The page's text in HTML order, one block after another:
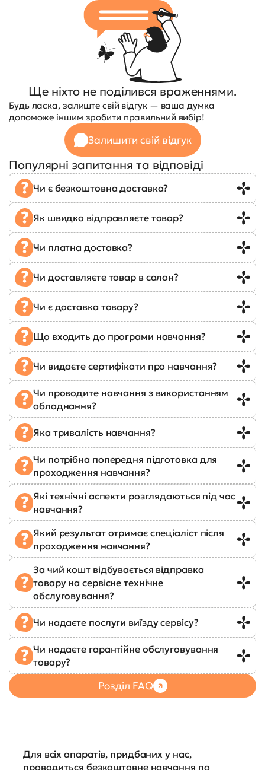
Ще ніхто не поділився враженнями.
Будь ласка, залиште свій відгук — ваша думка
допоможе іншим зробити правильний вибір!
Залишити свій відгук
Популярні запитання та відповіді
Чи є безкоштовна доставка?
Як швидко відправляєте товар?
Чи платна доставка?
Чи доставляєте товар в салон?
Чи є доставка товару?
Що входить до програми навчання?
Чи видаєте сертифікати про навчання?
Чи проводите навчання з використанням
обладнання?
Яка тривалість навчання?
Чи потрібна попередня підготовка для
проходження навчання?
Які технічні аспекти розглядаються під час
навчання?
Який результат отримає спеціаліст після
проходження навчання?
За чий кошт відбувається відправка
товару на сервісне технічне
обслуговування?
Чи надаєте послуги виїзду сервісу?
Чи надаєте гарантійне обслуговування
товару?
Розділ FAQ
Для всіх апаратів, придбаних у нас,
проводиться безкоштовне навчання по